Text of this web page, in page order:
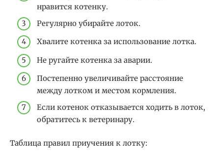
нравится котенку.
Регулярно убирайте лоток.
Хвалите котенка за использование лотка.
Не ругайте котенка за аварии.
Постепенно увеличивайте расстояние
между лотком и местом кормления.
Если котенок отказывается ходить в лоток,
обратитесь к ветеринару.
Таблица правил приучения к лотку: